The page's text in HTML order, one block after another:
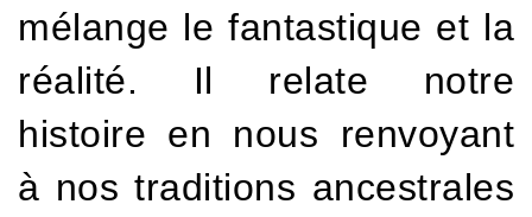
mélange le fantastique et la
réalité. Il relate notre
histoire en nous renvoyant
à nos traditions ancestrales